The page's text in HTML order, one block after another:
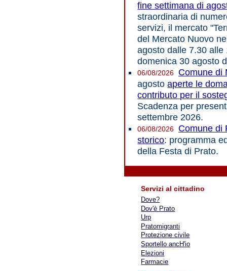
fine settimana di
straordinaria di
servizi, il mercato
del Mercato Nuovo
agosto dalle 7.30
domenica 30 agosto
06/08/2026
Comune di
agostoaperte le
contributo per il
Scadenza per
settembre 2026.
06/08/2026
Comune di
storico: programma
della Festa di Prato.
Servizi al cittadino
Dove?
Dov'è Prato
Urp
Pratomigranti
Protezione civile
Sportello ancH'io
Elezioni
Farmacie